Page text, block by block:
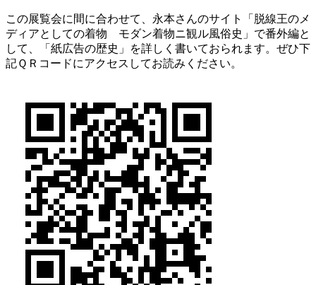
この展覧会に間に合わせて、永本さんのサイト「脱線王のメ
ディアとしての着物 モダン着物ニ観ル風俗史」で番外編と
して、「紙広告の歴史」を詳しく書いておられます。ぜひ下
記ＱＲコードにアクセスしてお読みください。